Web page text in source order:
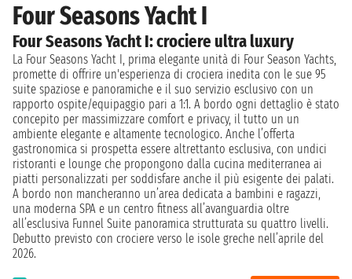
Four Seasons Yacht I
Four Seasons Yacht I: crociere ultra luxury
La Four Seasons Yacht I, prima elegante unità di Four Season Yachts,
promette di offrire un'esperienza di crociera inedita con le sue 95
suite spaziose e panoramiche e il suo servizio esclusivo con un
rapporto ospite/equipaggio pari a 1:1. A bordo ogni dettaglio è stato
concepito per massimizzare comfort e privacy, il tutto un un
ambiente elegante e altamente tecnologico. Anche l’offerta
gastronomica si prospetta essere altrettanto esclusiva, con undici
ristoranti e lounge che propongono dalla cucina mediterranea ai
piatti personalizzati per soddisfare anche il più esigente dei palati.
A bordo non mancheranno un’area dedicata a bambini e ragazzi,
una moderna SPA e un centro fitness all’avanguardia oltre
all’esclusiva Funnel Suite panoramica strutturata su quattro livelli.
Debutto previsto con crociere verso le isole greche nell’aprile del
2026.